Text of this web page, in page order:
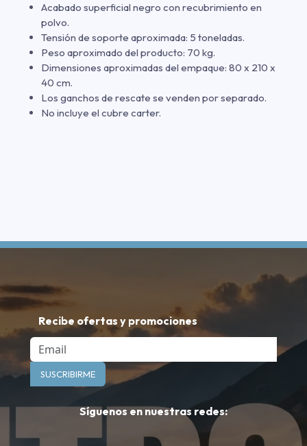
Acabado superficial negro con recubrimiento en
polvo.
Tensión de soporte aproximada: 5 toneladas.
Peso aproximado del producto: 70 kg.
Dimensiones aproximadas del empaque: 80 x 210 x
40 cm.
Los ganchos de rescate se venden por separado.
No incluye el cubre carter.
Recibe ofertas y promociones
Email
SUSCRIBIRME
Síguenos en nuestras redes: